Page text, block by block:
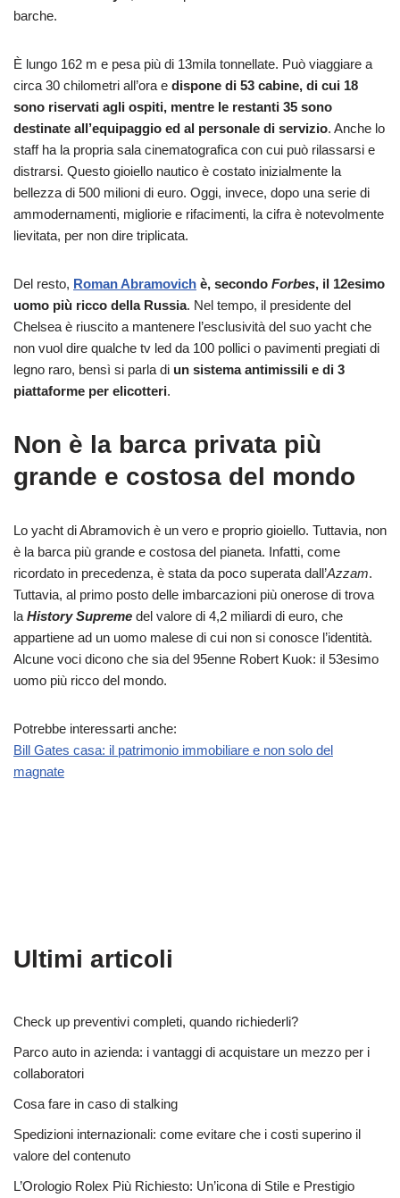
barche.
Ѐ lungo 162 m e pesa più di 13mila tonnellate. Può viaggiare a
circa 30 chilometri all’ora e dispone di 53 cabine, di cui 18
sono riservati agli ospiti, mentre le restanti 35 sono
destinate all’equipaggio ed al personale di servizio. Anche lo
staff ha la propria sala cinematografica con cui può rilassarsi e
distrarsi. Questo gioiello nautico è costato inizialmente la
bellezza di 500 milioni di euro. Oggi, invece, dopo una serie di
ammodernamenti, migliorie e rifacimenti, la cifra è notevolmente
lievitata, per non dire triplicata.
Del resto, Roman Abramovich è, secondo Forbes, il 12esimo
uomo più ricco della Russia. Nel tempo, il presidente del
Chelsea è riuscito a mantenere l’esclusività del suo yacht che
non vuol dire qualche tv led da 100 pollici o pavimenti pregiati di
legno raro, bensì si parla di un sistema antimissili e di 3
piattaforme per elicotteri.
Non è la barca privata più
grande e costosa del mondo
Lo yacht di Abramovich è un vero e proprio gioiello. Tuttavia, non
è la barca più grande e costosa del pianeta. Infatti, come
ricordato in precedenza, è stata da poco superata dall’Azzam.
Tuttavia, al primo posto delle imbarcazioni più onerose di trova
la History Supreme del valore di 4,2 miliardi di euro, che
appartiene ad un uomo malese di cui non si conosce l’identità.
Alcune voci dicono che sia del 95enne Robert Kuok: il 53esimo
uomo più ricco del mondo.
Potrebbe interessarti anche:
Bill Gates casa: il patrimonio immobiliare e non solo del
magnate
Ultimi articoli
Check up preventivi completi, quando richiederli?
Parco auto in azienda: i vantaggi di acquistare un mezzo per i
collaboratori
Cosa fare in caso di stalking
Spedizioni internazionali: come evitare che i costi superino il
valore del contenuto
L’Orologio Rolex Più Richiesto: Un’icona di Stile e Prestigio